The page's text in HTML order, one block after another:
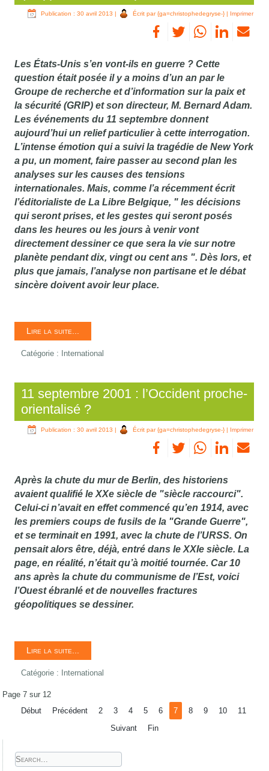
Publication : 30 avril 2013 | Écrit par {ga=christophedegryse-} | Imprimer
Les États-Unis s’en vont-ils en guerre ? Cette
question était posée il y a moins d’un an par le
Groupe de recherche et d’information sur la paix et
la sécurité (GRIP) et son directeur, M. Bernard Adam.
Les événements du 11 septembre donnent
aujourd’hui un relief particulier à cette interrogation.
L’intense émotion qui a suivi la tragédie de New York
a pu, un moment, faire passer au second plan les
analyses sur les causes des tensions
internationales. Mais, comme l’a récemment écrit
l’éditorialiste de La Libre Belgique, " les décisions
qui seront prises, et les gestes qui seront posés
dans les heures ou les jours à venir vont
directement dessiner ce que sera la vie sur notre
planète pendant dix, vingt ou cent ans ". Dès lors, et
plus que jamais, l’analyse non partisane et le débat
sincère doivent avoir leur place.
Lire la suite...
Catégorie : International
11 septembre 2001 : l’Occident proche-
orientalisé ?
Publication : 30 avril 2013 | Écrit par {ga=christophedegryse-} | Imprimer
Après la chute du mur de Berlin, des historiens
avaient qualifié le XXe siècle de "siècle raccourci".
Celui-ci n’avait en effet commencé qu’en 1914, avec
les premiers coups de fusils de la "Grande Guerre",
et se terminait en 1991, avec la chute de l’URSS. On
pensait alors être, déjà, entré dans le XXIe siècle. La
page, en réalité, n’était qu’à moitié tournée. Car 10
ans après la chute du communisme de l’Est, voici
l’Ouest ébranlé et de nouvelles fractures
géopolitiques se dessiner.
Lire la suite...
Catégorie : International
Page 7 sur 12
Début
Précédent 2 3 4 5 6 7 8 9 10
11
Suivant
Fin